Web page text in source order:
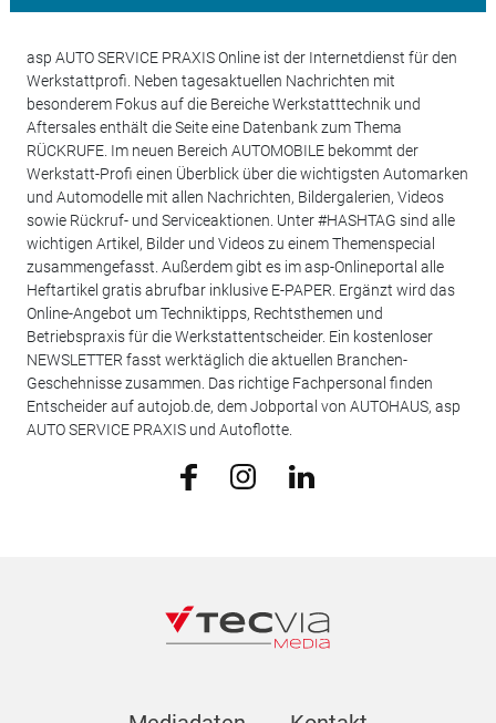
asp AUTO SERVICE PRAXIS Online ist der Internetdienst für den
Werkstattprofi. Neben tagesaktuellen Nachrichten mit
besonderem Fokus auf die Bereiche Werkstatttechnik und
Aftersales enthält die Seite eine Datenbank zum Thema
RÜCKRUFE. Im neuen Bereich AUTOMOBILE bekommt der
Werkstatt-Profi einen Überblick über die wichtigsten Automarken
und Automodelle mit allen Nachrichten, Bildergalerien, Videos
sowie Rückruf- und Serviceaktionen. Unter #HASHTAG sind alle
wichtigen Artikel, Bilder und Videos zu einem Themenspecial
zusammengefasst. Außerdem gibt es im asp-Onlineportal alle
Heftartikel gratis abrufbar inklusive E-PAPER. Ergänzt wird das
Online-Angebot um Techniktipps, Rechtsthemen und
Betriebspraxis für die Werkstattentscheider. Ein kostenloser
NEWSLETTER fasst werktäglich die aktuellen Branchen-
Geschehnisse zusammen. Das richtige Fachpersonal finden
Entscheider auf autojob.de, dem Jobportal von AUTOHAUS, asp
AUTO SERVICE PRAXIS und Autoflotte.